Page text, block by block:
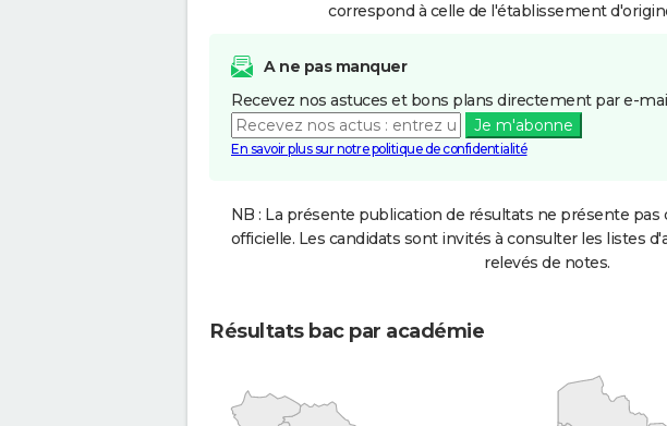
correspond à celle de l'établissement
A ne pas manquer
Recevez nos astuces et bons plans directement par e-
Je m'abonne
En savoir plus sur notre politique de confidentialité
NB : La présente publication de résultats ne présente pas
officielle. Les candidats sont invités à consulter les listes
relevés de notes.
Résultats bac par académie